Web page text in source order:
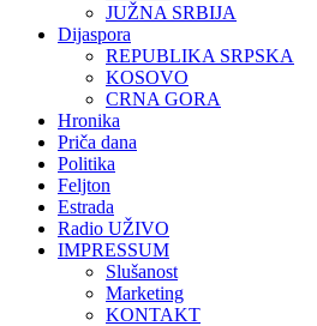
JUŽNA SRBIJA
Dijaspora
REPUBLIKA SRPSKA
KOSOVO
CRNA GORA
Hronika
Priča dana
Politika
Feljton
Estrada
Radio UŽIVO
IMPRESSUM
Slušanost
Marketing
KONTAKT